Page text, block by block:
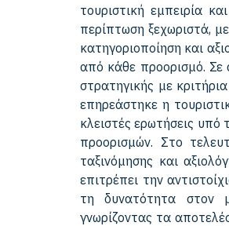
τουριστική εμπειρία
περίπτωση ξεχωριστά,
κατηγοριοποίηση και
από κάθε προορισμό. Σε
στρατηγικής με
επηρεάστηκε η
κλειστές ερωτήσεις
προορισμών. Στο
ταξινόμησης και
επιτρέπει την
τη δυνατότητα στον
γνωρίζοντας τα